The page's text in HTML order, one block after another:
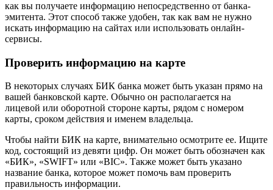
как вы получаете информацию непосредственно от банка-
эмитента. Этот способ также удобен, так как вам не нужно
искать информацию на сайтах или использовать онлайн-
сервисы.
Проверить информацию на карте
В некоторых случаях БИК банка может быть указан прямо на
вашей банковской карте. Обычно он располагается на
лицевой или оборотной стороне карты, рядом с номером
карты, сроком действия и именем владельца.
Чтобы найти БИК на карте, внимательно осмотрите ее. Ищите
код, состоящий из девяти цифр. Он может быть обозначен как
«БИК», «SWIFT» или «BIC». Также может быть указано
название банка, которое может помочь вам проверить
правильность информации.